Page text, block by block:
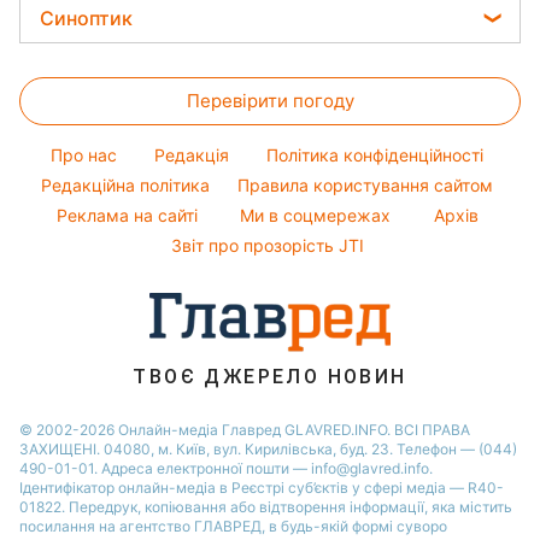
Новини Дніпра
Ольга Сумська
Філіп Кіркоров
Олена Зеленська
Ані Лорак
Кейт Міддлтон
Алла Пугачова
Легкі десерти
Авто
Прання
Кімнатні рослини
Ціни на продукти
Грошова допомога
Курс валют
Синоптик
Погода на сьогодні
Погода на завтра
Пилова буря
Перевірити погоду
Про нас Редакція
Політика конфіденційності
Редакційна політика
Правила користування сайтом
Реклама на сайті
Ми в соцмережах
Архів
Звіт про прозорість JTI
ТВОЄ ДЖЕРЕЛО НОВИН
© 2002-2026 Онлайн-медіа Главред GLAVRED.INFO. ВСІ ПРАВА
ЗАХИЩЕНІ. 04080, м. Київ, вул. Кирилівська, буд. 23. Телефон — (044)
490-01-01. Адреса електронної пошти — info@glavred.info.
Ідентифікатор онлайн-медіа в Реєстрі суб’єктів у сфері медіа — R40-
01822. Передрук, копіювання або відтворення інформації, яка містить
посилання на агентство ГЛАВРЕД, в будь-якій формi суворо